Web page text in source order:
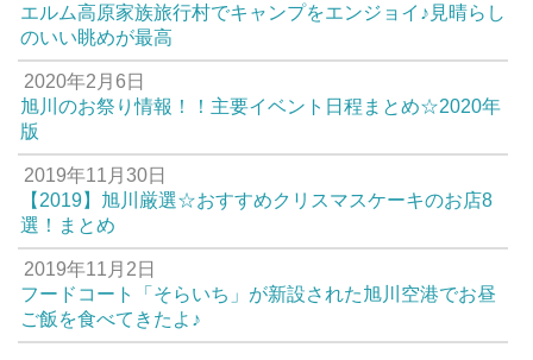
エルム高原家族旅行村でキャンプをエンジョイ♪見晴らし
のいい眺めが最高
2020年2月6日
旭川のお祭り情報！！主要イベント日程まとめ☆2020年
版
2019年11月30日
【2019】旭川厳選☆おすすめクリスマスケーキのお店8
選！まとめ
2019年11月2日
フードコート「そらいち」が新設された旭川空港でお昼
ご飯を食べてきたよ♪